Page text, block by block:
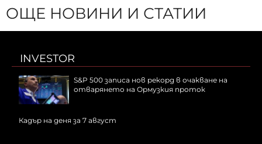
ОЩЕ НОВИНИ И СТАТИИ
INVESTOR
S&P 500 записа нов рекорд в очакване на
отварянето на Ормузкия проток
Кадър на деня за 7 август